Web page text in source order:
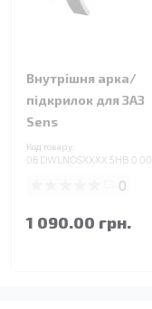
Внутрішня арка/
підкрилок для ЗАЗ
Sens
Код товару:
08.DWLNOSXXXX.5HB.0.00
0
1 090.00 грн.